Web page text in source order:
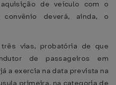
de veículo com o
deverá, ainda, o
vias, probatória de que
de passageiros em
a exercia na data prevista na
primeira, na categoria de